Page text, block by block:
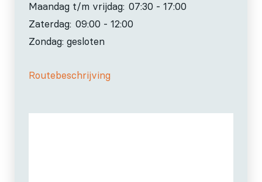
Maandag t/m vrijdag: 07:30 - 17:00
Zaterdag: 09:00 - 12:00
Zondag: gesloten
Routebeschrijving